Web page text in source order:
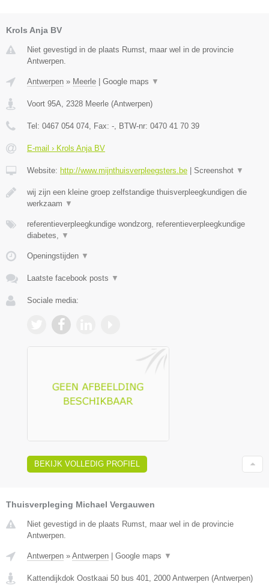
Krols Anja BV
Niet gevestigd in de plaats Rumst, maar wel in de provincie
Antwerpen.
Antwerpen » Meerle Google maps ▼
Voort 95A 2328 Meerle (Antwerpen)
Tel: 0467 054 074 , Fax: - , BTW-nr: 0470 41 70 39
E-mail › Krols Anja BV
Website: http://www.mijnthuisverpleegsters.be Screenshot ▼
wij zijn een kleine groep zelfstandige thuisverpleegkundigen die
werkzaam ▼
referentieverpleegkundige wondzorg, referentieverpleegkundige
diabetes,
▼
Openingstijden ▼
Laatste facebook posts ▼
Sociale media:
BEKIJK VOLLEDIG PROFIEL
Thuisverpleging Michael Vergauwen
Niet gevestigd in de plaats Rumst, maar wel in de provincie
Antwerpen.
Antwerpen » Antwerpen Google maps ▼
Kattendijkdok Oostkaai 50 bus 401, 2000 Antwerpen (Antwerpen)